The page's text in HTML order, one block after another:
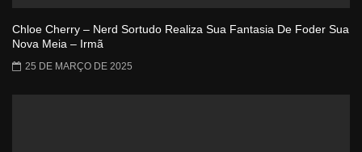
Chloe Cherry – Nerd Sortudo Realiza Sua Fantasia De Foder Sua
Nova Meia – Irmã
25 DE MARÇO DE 2025